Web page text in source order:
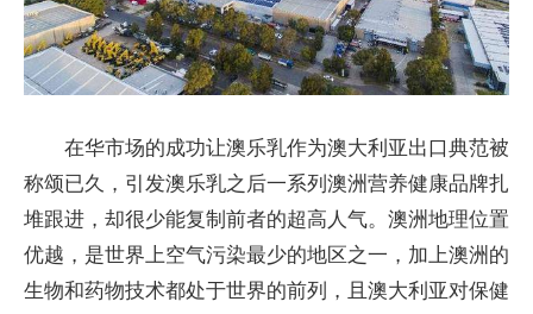
在华市场的成功让澳乐乳作为澳大利亚出口典范被
称颂已久，引发澳乐乳之后一系列澳洲营养健康品牌扎
堆跟进，却很少能复制前者的超高人气。澳洲地理位置
优越，是世界上空气污染最少的地区之一，加上澳洲的
生物和药物技术都处于世界的前列，且澳大利亚对保健